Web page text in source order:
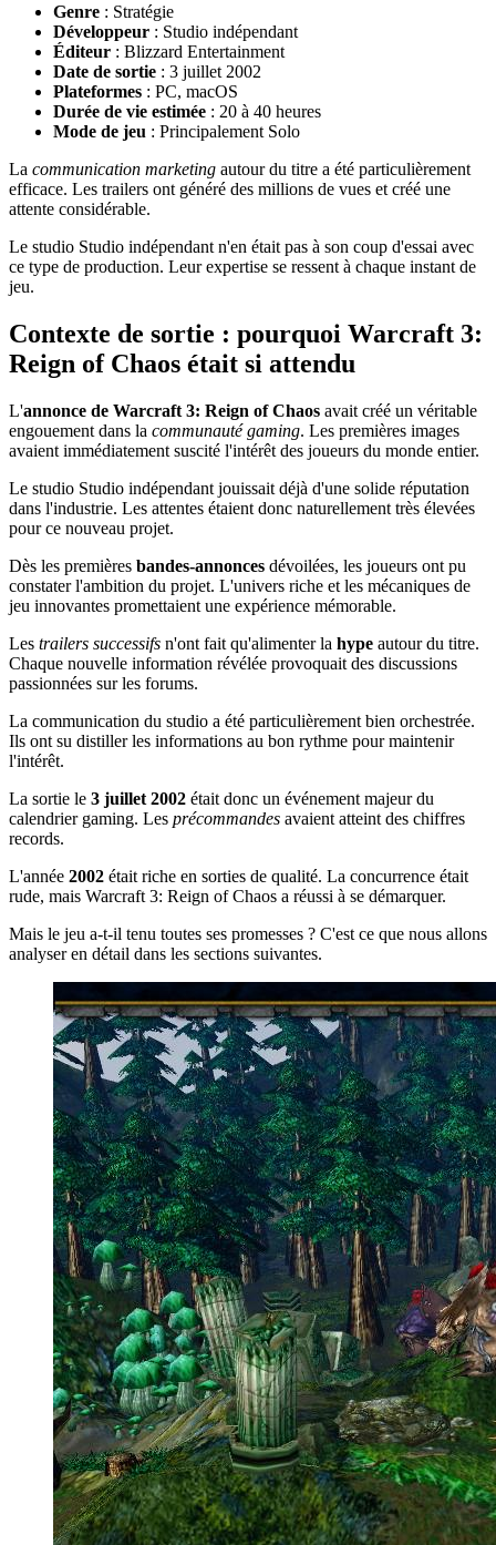
Genre : Stratégie
Développeur : Studio indépendant
Éditeur : Blizzard Entertainment
Date de sortie : 3 juillet 2002
Plateformes : PC, macOS
Durée de vie estimée : 20 à 40 heures
Mode de jeu : Principalement Solo
La communication marketing autour du titre a été particulièrement
efficace. Les trailers ont généré des millions de vues et créé une
attente considérable.
Le studio Studio indépendant n'en était pas à son coup d'essai avec
ce type de production. Leur expertise se ressent à chaque instant de
jeu.
Contexte de sortie : pourquoi Warcraft 3:
Reign of Chaos était si attendu
L'annonce de Warcraft 3: Reign of Chaos avait créé un véritable
engouement dans la communauté gaming. Les premières images
avaient immédiatement suscité l'intérêt des joueurs du monde entier.
Le studio Studio indépendant jouissait déjà d'une solide réputation
dans l'industrie. Les attentes étaient donc naturellement très élevées
pour ce nouveau projet.
Dès les premières bandes-annonces dévoilées, les joueurs ont pu
constater l'ambition du projet. L'univers riche et les mécaniques de
jeu innovantes promettaient une expérience mémorable.
Les trailers successifs n'ont fait qu'alimenter la hype autour du titre.
Chaque nouvelle information révélée provoquait des discussions
passionnées sur les forums.
La communication du studio a été particulièrement bien orchestrée.
Ils ont su distiller les informations au bon rythme pour maintenir
l'intérêt.
La sortie le 3 juillet 2002 était donc un événement majeur du
calendrier gaming. Les précommandes avaient atteint des chiffres
records.
L'année 2002 était riche en sorties de qualité. La concurrence était
rude, mais Warcraft 3: Reign of Chaos a réussi à se démarquer.
Mais le jeu a-t-il tenu toutes ses promesses ? C'est ce que nous allons
analyser en détail dans les sections suivantes.